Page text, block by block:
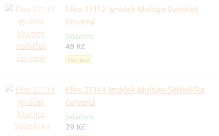
Efko 27112 Igráček Multigo Valníček
červený
Skladem
49 Kč
Novinka
Efko 27114 Igráček Multigo Sklápěčka
červená
Skladem
79 Kč